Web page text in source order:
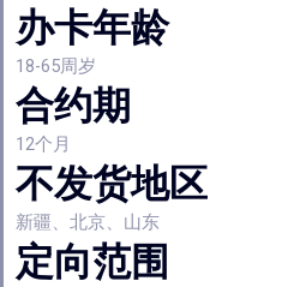
办卡年龄
18-65周岁
合约期
12个月
不发货地区
新疆、北京、山东
定向范围